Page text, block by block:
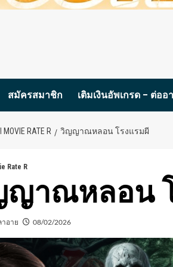
สมัครสมาชิก เติมเงินอัพเกรด – ต่ออ
MOVIE RATE R วิญญาณหลอน โรงแรมผี
Rate R
าณหลอน
าอาย 08/02/2026